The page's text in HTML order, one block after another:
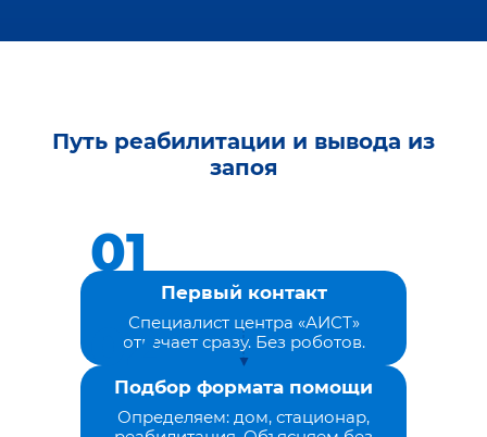
Путь реабилитации и вывода из
запоя
Первый контакт
Специалист центра «АИСТ»
отвечает сразу. Без роботов.
Подбор формата помощи
Определяем: дом, стационар,